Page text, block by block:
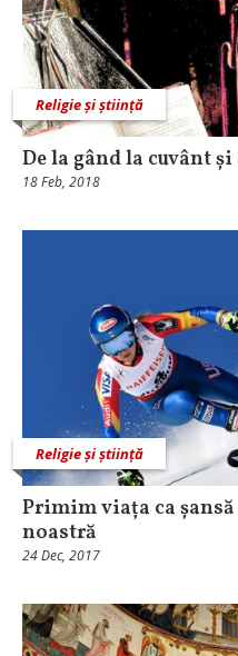
Religie și știință
De la gând la cuvânt
18 Feb, 2018
Religie și știință
Primim viața ca
noastră
24 Dec, 2017